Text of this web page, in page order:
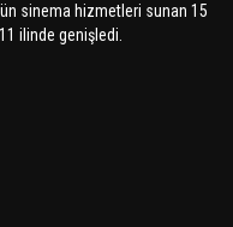
sinema hizmetleri sunan 15
ilinde genişledi.